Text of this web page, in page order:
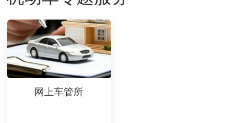
网上车管所